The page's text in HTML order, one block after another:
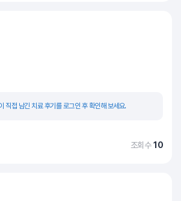
직접 남긴 치료 후기를 로그인 후 확인해 보세요.
조회수 10